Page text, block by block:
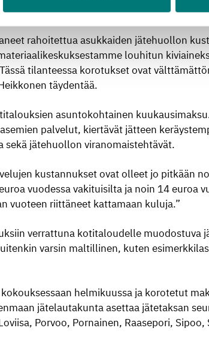
kunnallisten jäteyhtiöiden hintoihin.”
rahoitettua asukkaiden jätehuollon
louhitun
tilanteessa korotukset ovat
täydentää.
asuntokohtainen
palvelut, kiertävät jätteen
jätehuollon viranomaistehtävät.
kustannukset ovat olleet jo pitkään
vuodessa vakituisilta ja noin 14 euroa
vuoteen riittäneet kattamaan kuluja.”
verrattuna kotitaloudelle muodostuva
varsin maltillinen, kuten
helmikuussa ja korotetut
jätelautakunta asettaa jätetaksan
Porvoo, Pornainen, Raasepori, Sipoo,